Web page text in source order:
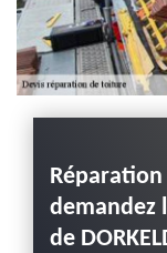
demandez
de